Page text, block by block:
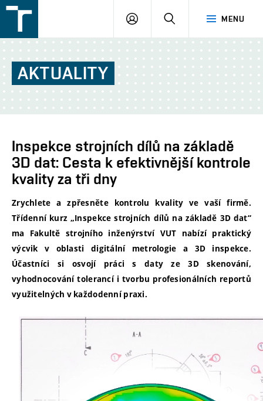
v
Brně
MENU
PŘIHLÁŠENÍ
AKTUALITY
Inspekce strojních dílů na základě
3D dat: Cesta k efektivnější kontrole
kvality za tři dny
Zrychlete a zpřesněte kontrolu kvality ve vaší firmě.
Třídenní kurz „Inspekce strojních dílů na základě 3D dat“
ma Fakultě strojního inženýrství VUT nabízí praktický
výcvik v oblasti digitální metrologie a 3D inspekce.
Účastníci si osvojí práci s daty ze 3D skenování,
vyhodnocování tolerancí i tvorbu profesionálních reportů
využitelných v každodenní praxi.